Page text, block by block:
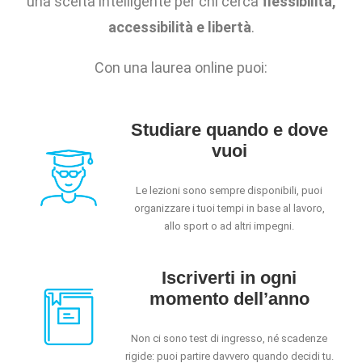
accessibilità e libertà.
Con una laurea online puoi:
Studiare quando e dove
vuoi
Le lezioni sono sempre disponibili, puoi
organizzare i tuoi tempi in base al lavoro,
allo sport o ad altri impegni.
Iscriverti in ogni
momento dell’anno
Non ci sono test di ingresso, né scadenze
rigide: puoi partire davvero quando decidi tu.